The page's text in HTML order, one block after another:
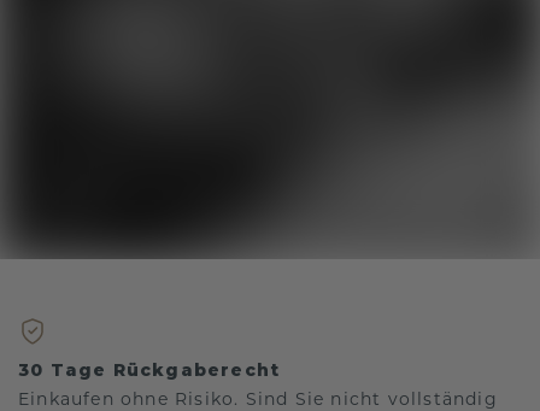
30 Tage Rückgaberecht
Einkaufen ohne Risiko. Sind Sie nicht vollständig